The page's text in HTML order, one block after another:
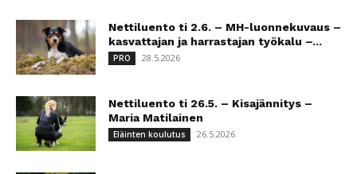
Nettiluento ti 2.6. – MH-luonnekuvaus –
kasvattajan ja harrastajan työkalu –...
PRO 28.5.2026
Nettiluento ti 26.5. – Kisajännitys –
Maria Matilainen
Eläinten koulutus 26.5.2026